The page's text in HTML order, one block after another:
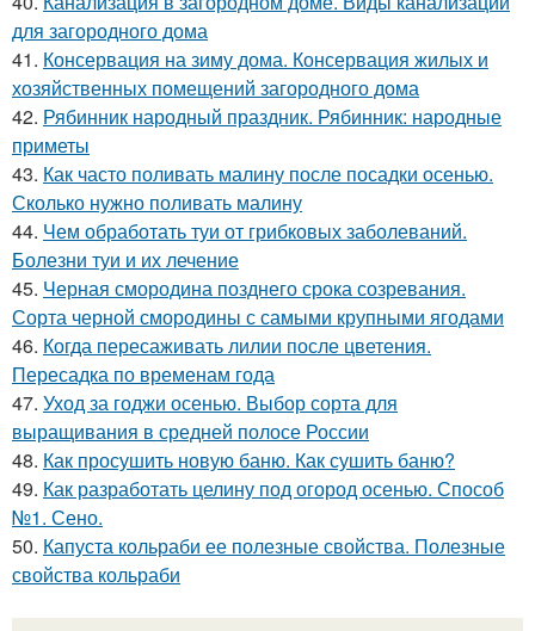
для загородного дома
41. Консервация на зиму дома. Консервация жилых и
хозяйственных помещений загородного дома
42. Рябинник народный праздник. Рябинник: народные
приметы
43. Как часто поливать малину после посадки осенью.
Сколько нужно поливать малину
44. Чем обработать туи от грибковых заболеваний.
Болезни туи и их лечение
45. Черная смородина позднего срока созревания.
Сорта черной смородины с самыми крупными ягодами
46. Когда пересаживать лилии после цветения.
Пересадка по временам года
47. Уход за годжи осенью. Выбор сорта для
выращивания в средней полосе России
48. Как просушить новую баню. Как сушить баню?
49. Как разработать целину под огород осенью. Способ
№1. Сено.
50. Капуста кольраби ее полезные свойства. Полезные
свойства кольраби